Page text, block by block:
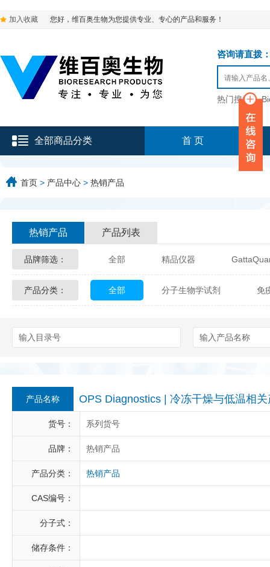
加入收藏 您好，维百奥生物为您提供专业、专心的产品和服务！
咨询请直拨
热门搜索：
全部商品分类 首 页
首页 > 产品中心 > 热销产品
热销产品 产品列表
品牌筛选： 全部 精品仪器
Glycon Biochem Sterlitech
Berry & Associates
LGC Maine Standards
Abbexa AbD Serotec
产品分类： 全部 分子生物学试剂 免
产品名称 OPS Diagnostics | 冷冻干燥与低温相关
货号： 系列货号
品牌： 热销产品
产品分类： 热销产品
CAS编号：
分子式：
储存条件：